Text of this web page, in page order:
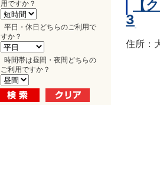
用ですか？
平日・休日どちらのご利用で
すか？
時間帯は昼間・夜間どちらの
ご利用ですか？
【
3
住所：